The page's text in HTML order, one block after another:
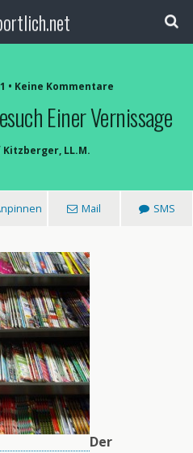
• Keine Kommentare
Einer Vernissage
LL.M.
Mail SMS
Der